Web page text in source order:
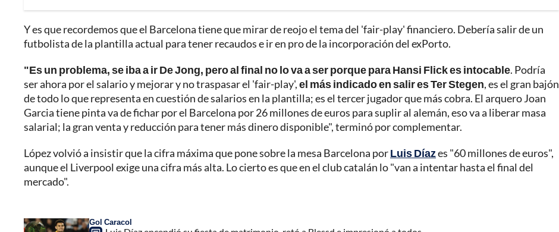
Y es que recordemos que el Barcelona tiene que mirar de reojo el tema del 'fair-play' financiero. Debería salir de un
futbolista de la plantilla actual para tener recaudos e ir en pro de la incorporación del exPorto.
"Es un problema, se iba a ir De Jong, pero al final no lo va a ser porque para Hansi Flick es intocable. Podría
ser ahora por el salario y mejorar y no traspasar el 'fair-play',el más indicado en salir es Ter Stegen, es el gran bajón
de todo lo que representa en cuestión de salarios en la plantilla; es el tercer jugador que más cobra. El arquero Joan
Garcia tiene pinta va de fichar por el Barcelona por 26 millones de euros para suplir al alemán, eso va a liberar masa
salarial; la gran venta y reducción para tener más dinero disponible", terminó por complementar.
López volvió a insistir que la cifra máxima que pone sobre la mesa Barcelona porLuis Díazes "60 millones de euros",
aunque el Liverpool exige una cifra más alta. Lo cierto es que en el club catalán lo "van a intentar hasta el final del
mercado".
Gol Caracol